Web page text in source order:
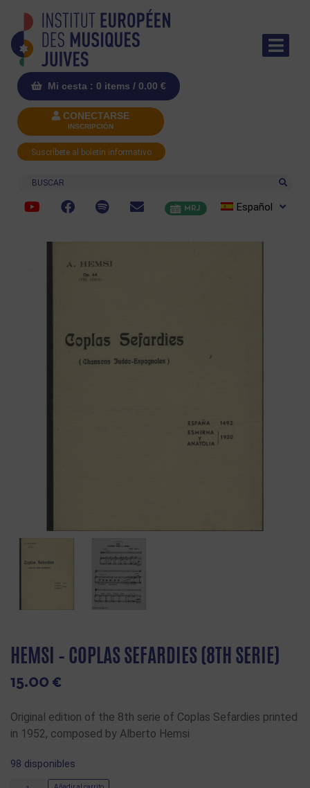
Mi cesta : 0 items / 0.00 €
CONECTARSE
INSCRIPCIÓN
Suscríbete al boletín informativo
Buscar
MRJ Español
HEMSI – COPLAS SEFARDIES (8TH SERIE)
15.00 €
Original edition of the 8th serie of Coplas Sefardies printed
in 1952, composed by Alberto Hemsi
98 disponibles